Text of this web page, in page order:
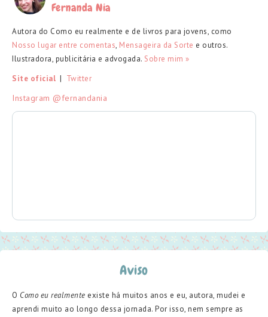
Fernanda Nia
Autora do Como eu realmente e de livros para jovens, como
Nosso lugar entre comentas, Mensageira da Sorte e outros.
Ilustradora, publicitária e advogada. Sobre mim »
Site oficial
Twitter
Instagram @fernandania
Aviso
O Como eu realmente existe há muitos anos e eu, autora, mudei e
aprendi muito ao longo dessa jornada. Por isso, nem sempre as